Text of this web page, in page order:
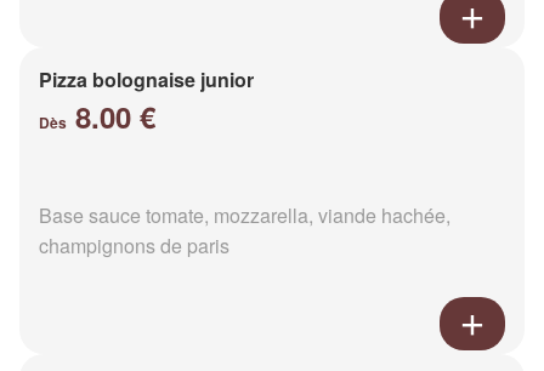
Pizza bolognaise junior
Dès 8.00 €
Base sauce tomate, mozzarella, viande hachée,
champignons de paris